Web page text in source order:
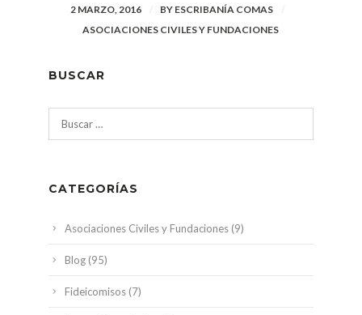
2 MARZO, 2016 BY ESCRIBANÍA COMAS
ASOCIACIONES CIVILES Y FUNDACIONES
BUSCAR
CATEGORÍAS
Asociaciones Civiles y Fundaciones(9)
Blog(95)
Fideicomisos(7)